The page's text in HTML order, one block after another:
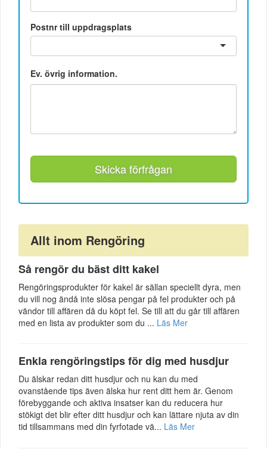
Postnr till uppdragsplats
Ev. övrig information.
Skicka förfrågan
Allt inom Rengöring
Så rengör du bäst ditt kakel
Rengöringsprodukter för kakel är sällan speciellt dyra, men
du vill nog ändå inte slösa pengar på fel produkter och på
vändor till affären då du köpt fel. Se till att du går till affären
med en lista av produkter som du ... Läs Mer
Enkla rengöringstips för dig med husdjur
Du älskar redan ditt husdjur och nu kan du med
ovanstående tips även älska hur rent ditt hem är. Genom
förebyggande och aktiva insatser kan du reducera hur
stökigt det blir efter ditt husdjur och kan lättare njuta av din
tid tillsammans med din fyrfotade vä... Läs Mer